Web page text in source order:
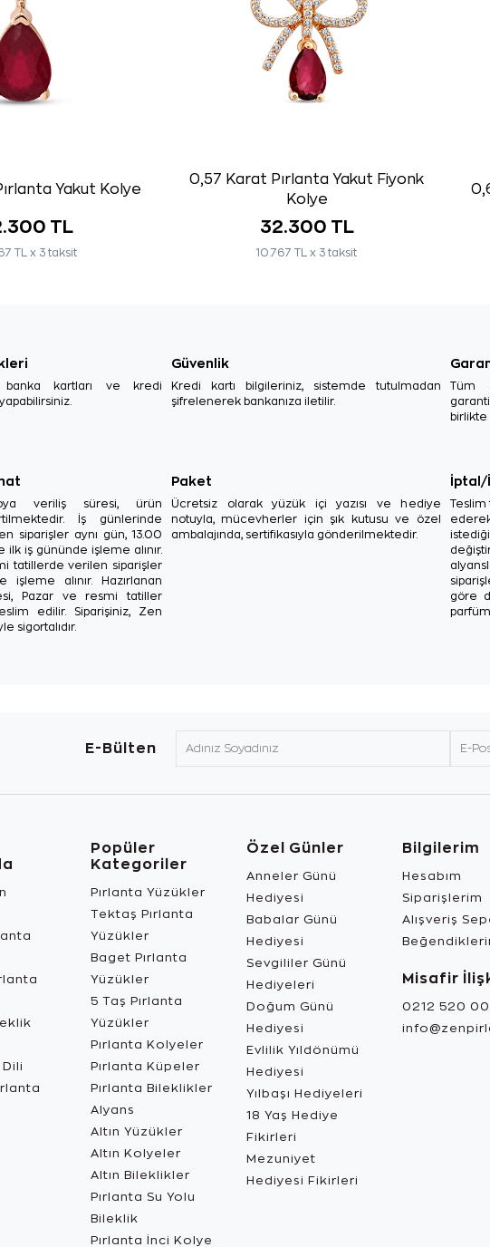
Yakut Kolye
TL
TL x 3 taksit
0,57 Karat Pırlanta Yakut Fiyonk
Kolye
32.300 TL
10.767 TL x 3 taksit
banka kartları ve kredi
Güvenlik
Kredi kartı bilgileriniz, sistemde tutulmadan
şifrelenerek bankanıza iletilir.
Tüm
veriliş süresi, ürün
İş günlerinde
siparişler aynı gün, 13.00
ilk iş gününde işleme alınır.
tatillerde verilen siparişler
alınır. Hazırlanan
Pazar ve resmi tatiller
edilir. Siparişiniz, Zen
sigortalıdır.
Paket
Ücretsiz olarak yüzük içi yazısı ve hediye
notuyla, mücevherler için şık kutusu ve özel
ambalajında, sertifikasıyla gönderilmektedir.
İptal/
Teslim
göre
E-Bülten
Popüler
Kategoriler
Pırlanta Yüzükler
Tektaş Pırlanta
Yüzükler
Baget Pırlanta
Yüzükler
5 Taş Pırlanta
Yüzükler
Pırlanta Kolyeler
Pırlanta Küpeler
Pırlanta Bileklikler
Alyans
Altın Yüzükler
Altın Kolyeler
Altın Bileklikler
Pırlanta Su Yolu
Bileklik
Pırlanta İnci Kolye
Özel Günler
Anneler Günü
Hediyesi
Babalar Günü
Hediyesi
Sevgililer Günü
Hediyeleri
Doğum Günü
Hediyesi
Evlilik Yıldönümü
Hediyesi
Yılbaşı Hediyeleri
18 Yaş Hediye
Fikirleri
Mezuniyet
Hediyesi Fikirleri
Bilgilerim
Hesabım
Siparişlerim
Alışveriş
Misafir
0212 520